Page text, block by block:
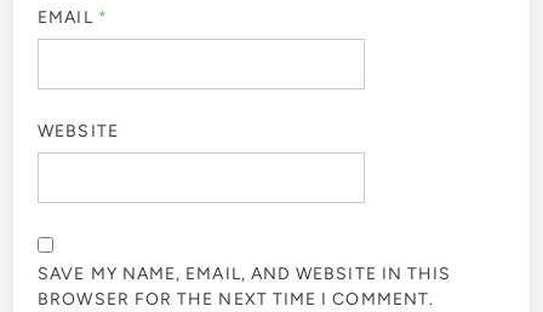
EMAIL *
WEBSITE
SAVE MY NAME, EMAIL, AND WEBSITE IN THIS
BROWSER FOR THE NEXT TIME I COMMENT.